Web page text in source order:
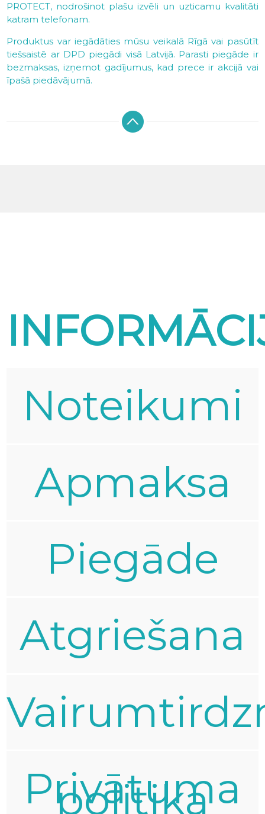
PROTECT, nodrošinot plašu izvēli un uzticamu kvalitāti
katram telefonam.
Produktus var iegādāties mūsu veikalā Rīgā vai pasūtīt
tiešsaistē ar DPD piegādi visā Latvijā. Parasti piegāde ir
bezmaksas, izņemot gadījumus, kad prece ir akcijā vai
īpašā piedāvājumā.
Noteikumi
Apmaksa
Piegāde
Atgriešana
Privātuma
politika